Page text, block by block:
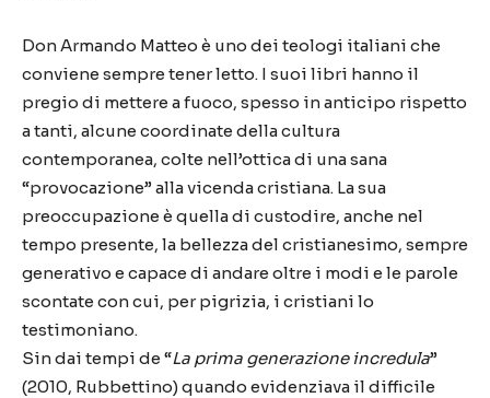
Don Armando Matteo è uno dei teologi italiani che
conviene sempre tener letto. I suoi libri hanno il
pregio di mettere a fuoco, spesso in anticipo rispetto
a tanti, alcune coordinate della cultura
contemporanea, colte nell’ottica di una sana
“provocazione” alla vicenda cristiana. La sua
preoccupazione è quella di custodire, anche nel
tempo presente, la bellezza del cristianesimo, sempre
generativo e capace di andare oltre i modi e le parole
scontate con cui, per pigrizia, i cristiani lo
testimoniano.
Sin dai tempi de “La prima generazione incredula”
(2010, Rubbettino) quando evidenziava il difficile